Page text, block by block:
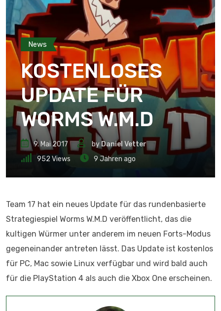
News
KOSTENLOSES
UPDATE FÜR
WORMS W.M.D
9. Mai 2017 by Daniel Vetter
952 Views 9 Jahren ago
Team 17 hat ein neues Update für das rundenbasierte
Strategiespiel Worms W.M.D veröffentlicht, das die
kultigen Würmer unter anderem im neuen Forts-Modus
gegeneinander antreten lässt. Das Update ist kostenlos
für PC, Mac sowie Linux verfügbar und wird bald auch
für die PlayStation 4 als auch die Xbox One erscheinen.